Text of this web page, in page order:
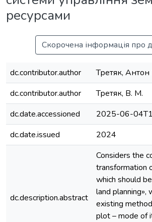
ресурсами
Скорочена інформація про
dc.contributor.author
Третяк,
dc.contributor.author
Третяк, В. М.
dc.date.accessioned
2025-06-
dc.date.issued
2024
dc.description.abstract
Considers the
transformation
which should
land
existing
plot – mode of